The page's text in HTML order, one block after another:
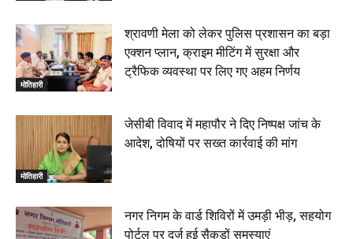
मोतिहारी
श्रावणी मेला को लेकर पुलिस प्रशासन का बड़ा
एक्शन प्लान, क्राइम मीटिंग में सुरक्षा और
ट्रैफिक व्यवस्था पर लिए गए अहम निर्णय
मोतिहारी
जेसीबी विवाद में महापौर ने दिए निष्पक्ष जांच के
आदेश, दोषियों पर सख्त कार्रवाई की मांग
नगर निगम के वार्ड शिविरों में उमड़ी भीड़, सहयोग
पोर्टल पर दर्ज हुई सैकड़ों समस्याएं